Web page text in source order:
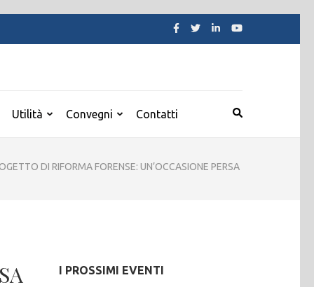
Utilità Convegni Contatti
DI RIFORMA FORENSE: UN’OCCASIONE PERSA
I PROSSIMI EVENTI